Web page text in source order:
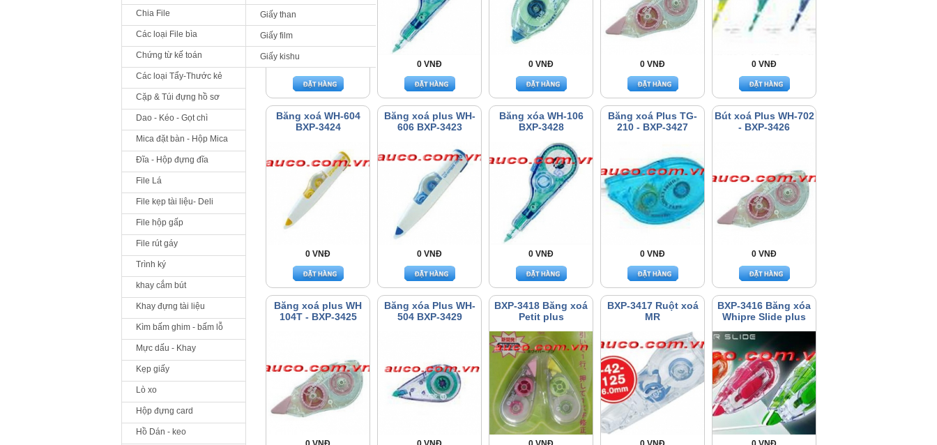
Giấy than
Giấy film
Giấy kishu
Chia File
Các loại File bìa
Chứng từ kế toán
Các loại Tẩy-Thước kẻ
Cặp & Túi đựng hồ sơ
Dao - Kéo - Gọt chì
Mica đặt bàn - Hộp Mica
Đĩa - Hộp đựng đĩa
File Lá
File kẹp tài liệu- Deli
File hộp gấp
File rút gáy
Trình ký
khay cắm bút
Khay đựng tài liệu
Kìm bấm ghim - bấm lỗ
Mực dấu - Khay
Kẹp giấy
Lò xo
Hộp đựng card
Hồ Dán - keo
0 VNĐ 0 VNĐ 0 VNĐ 0 VNĐ
Băng xoá WH-604
BXP-3424
0 VNĐ
Băng xoá plus WH-
606 BXP-3423
0 VNĐ
Băng xóa WH-106
BXP-3428
0 VNĐ
Băng xoá Plus TG-
210 - BXP-3427
0 VNĐ
Bút xoá Plus WH-702
- BXP-3426
0 VNĐ
Băng xoá plus WH
104T - BXP-3425
Băng xóa Plus WH-
504 BXP-3429
BXP-3418 Băng xoá
Petit plus
BXP-3417 Ruột xoá
MR
BXP-3416 Băng xóa
Whipre Slide plus